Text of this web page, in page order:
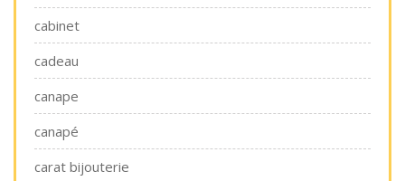
cabinet
cadeau
canape
canapé
carat bijouterie